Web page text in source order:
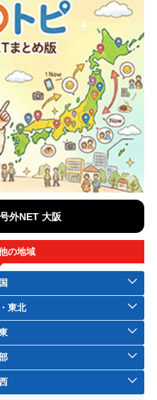
外NET 大阪
の地域
東北